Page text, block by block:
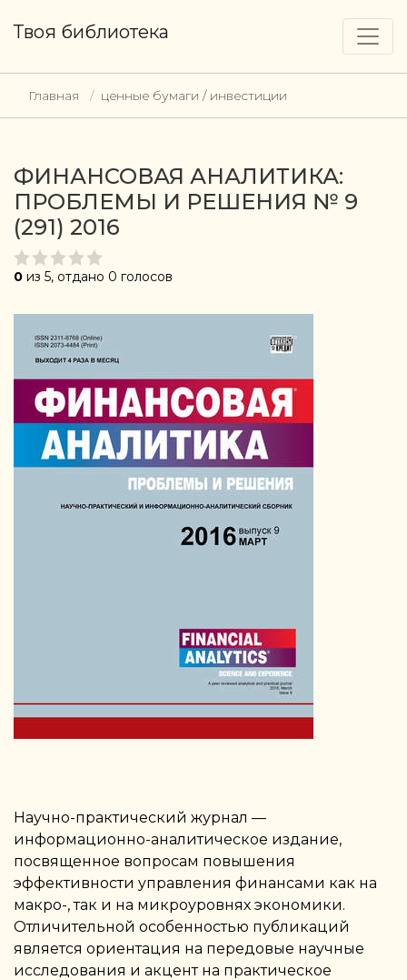
Твоя библиотека
Главная ценные бумаги / инвестиции
ФИНАНСОВАЯ АНАЛИТИКА:
ПРОБЛЕМЫ И РЕШЕНИЯ № 9
(291) 2016
0 из 5, отдано 0 голосов
Научно-практический журнал —
информационно-аналитическое издание,
посвященное вопросам повышения
эффективности управления финансами как на
макро-, так и на микроуровнях экономики.
Отличительной особенностью публикаций
является ориентация на передовые научные
исследования и акцент на практическое